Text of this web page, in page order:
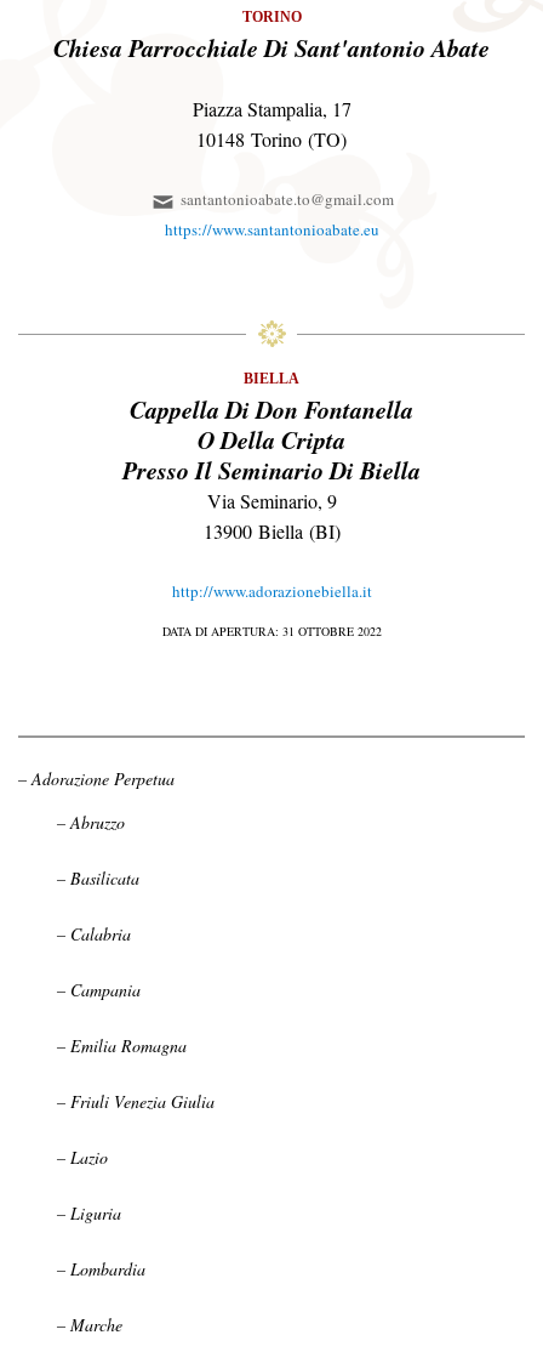
TORINO
Chiesa Parrocchiale Di Sant'antonio Abate
Piazza Stampalia, 17
10148 Torino (TO)
santantonioabate.to@gmail.com
https://www.santantonioabate.eu
BIELLA
Cappella Di Don Fontanella
O Della Cripta
Presso Il Seminario Di Biella
Via Seminario, 9
13900 Biella (BI)
http://www.adorazionebiella.it
DATA DI APERTURA: 31 OTTOBRE 2022
– Adorazione Perpetua
– Abruzzo
– Basilicata
– Calabria
– Campania
– Emilia Romagna
– Friuli Venezia Giulia
– Lazio
– Liguria
– Lombardia
– Marche